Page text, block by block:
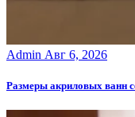
Admin Авг 6, 2026
Размеры акриловых ванн